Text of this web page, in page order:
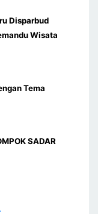
Disparbud
Wisata
Tema
SADAR